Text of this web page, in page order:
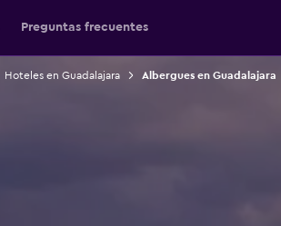
Preguntas frecuentes
Hoteles en Guadalajara Albergues en Guadalajara